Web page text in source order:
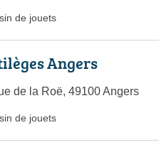
de jouets
Angers
de la Roë, 49100 Angers
de jouets